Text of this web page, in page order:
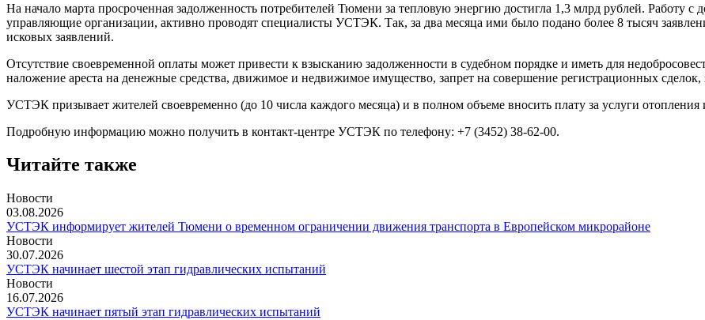
На начало марта просроченная задолженность потребителей Тюмени за тепловую энергию достигла 1,3 млрд рублей. Работу
управляющие организации, активно проводят специалисты УСТЭК. Так, за два месяца ими было подано более 8 тысяч
исковых заявлений.
Отсутствие своевременной оплаты может привести к взысканию задолженности в судебном порядке и иметь для
наложение ареста на денежные средства, движимое и недвижимое имущество, запрет на совершение регистрационных
УСТЭК призывает жителей своевременно (до 10 числа каждого месяца) и в полном объеме вносить плату за услуги
Подробную информацию можно получить в контакт-центре УСТЭК по телефону: +7 (3452) 38-62-00.
Читайте также
Новости
03.08.2026
УСТЭК информирует жителей Тюмени о временном ограничении движения транспорта в Европейском микрорайоне
Новости
30.07.2026
УСТЭК начинает шестой этап гидравлических испытаний
Новости
16.07.2026
УСТЭК начинает пятый этап гидравлических испытаний